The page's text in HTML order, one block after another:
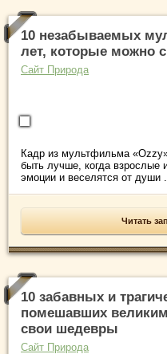
10 незабываемых
лет, которые можно
Сайт Природа
Кадр из мультфильма
быть лучше, когда взрослые
эмоции и веселятся от души
Читать
10 забавных и
помешавших
свои шедевры
Сайт Природа